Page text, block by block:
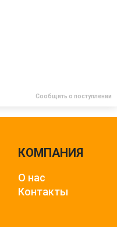
Сообщить о поступлении
КОМПАНИЯ
О нас
Контакты